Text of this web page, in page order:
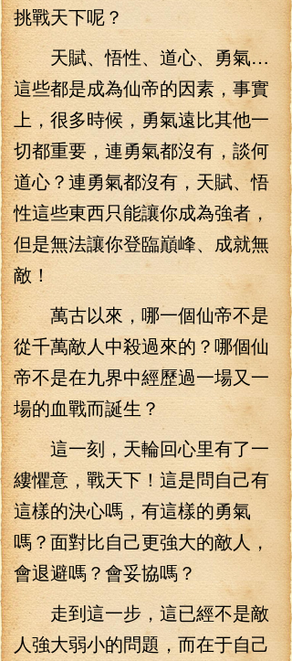
挑戰天下呢？
天賦、悟性、道心、勇氣…
這些都是成為仙帝的因素，事實
上，很多時候，勇氣遠比其他一
切都重要，連勇氣都沒有，談何
道心？連勇氣都沒有，天賦、悟
性這些東西只能讓你成為強者，
但是無法讓你登臨巔峰、成就無
敵！
萬古以來，哪一個仙帝不是
從千萬敵人中殺過來的？哪個仙
帝不是在九界中經歷過一場又一
場的血戰而誕生？
這一刻，天輪回心里有了一
縷懼意，戰天下！這是問自己有
這樣的決心嗎，有這樣的勇氣
嗎？面對比自己更強大的敵人，
會退避嗎？會妥協嗎？
走到這一步，這已經不是敵
人強大弱小的問題，而在于自己